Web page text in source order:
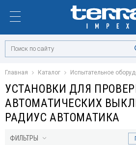
Главная Каталог Испытательное
УСТАНОВКИ ДЛЯ
АВТОМАТИЧЕСКИХ
РАДИУС АВТОМАТИКА
ФИЛЬТРЫ